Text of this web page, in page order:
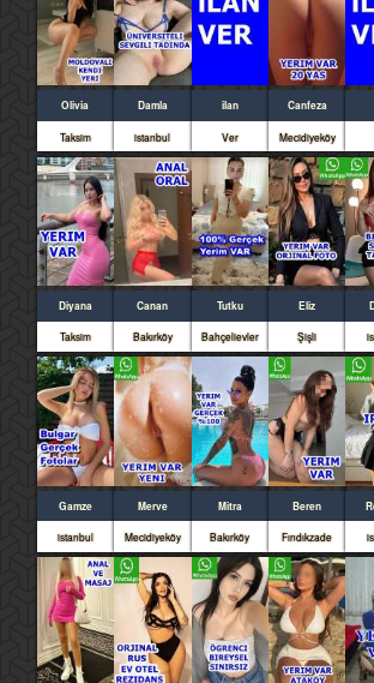
Olivia
Taksim
Damla
istanbul
ilan
Ver
Canfeza
Mecidiyeköy
Diyana
Taksim
Canan
Bakırköy
Tutku
Bahçelievler
Eliz
Şişli
Gamze
istanbul
Merve
Mecidiyeköy
Mitra
Bakırköy
Beren
Fındıkzade